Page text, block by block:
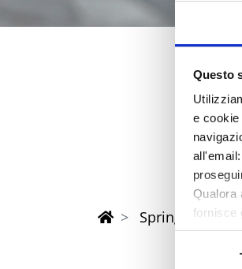
Questo
e
all'email:
Qualora
fornisce
in
Spring Riviera